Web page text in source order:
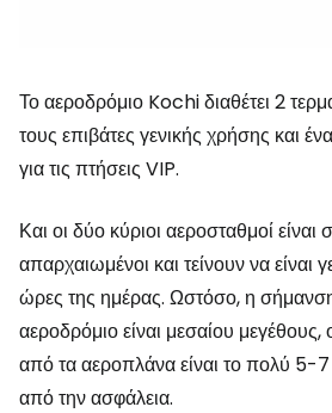
Το αεροδρόμιο Kochi διαθέτει 2
τους επιβάτες γενικής χρήσης και
για τις πτήσεις VIP.
Και οι δύο κύριοι αεροσταθμοί είναι
απαρχαιωμένοι και τείνουν να είναι
ώρες της ημέρας. Ωστόσο, η σήμανση
αεροδρόμιο είναι μεσαίου
από τα αεροπλάνα είναι το πολύ 5-
από την ασφάλεια.